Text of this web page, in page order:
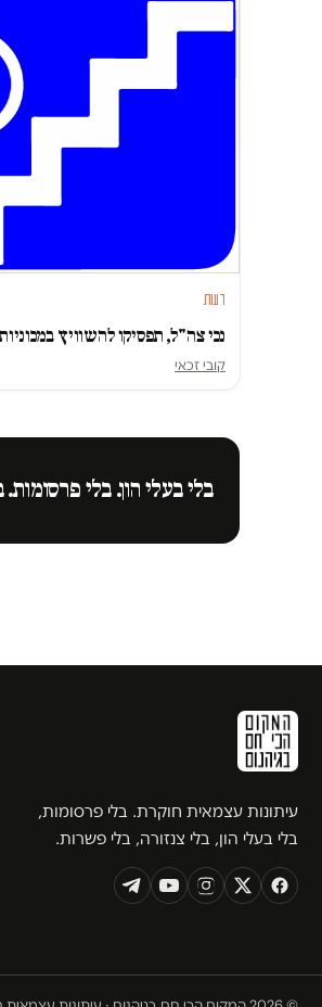
דעות
נכי צה"ל, תפסיקו להשוויץ
קובי זכאי
בלי בעלי הון. בלי
עיתונות עצמאית חוקרת. בלי פרסומות,
בלי בעלי הון, בלי צנזורה, בלי פשרות.